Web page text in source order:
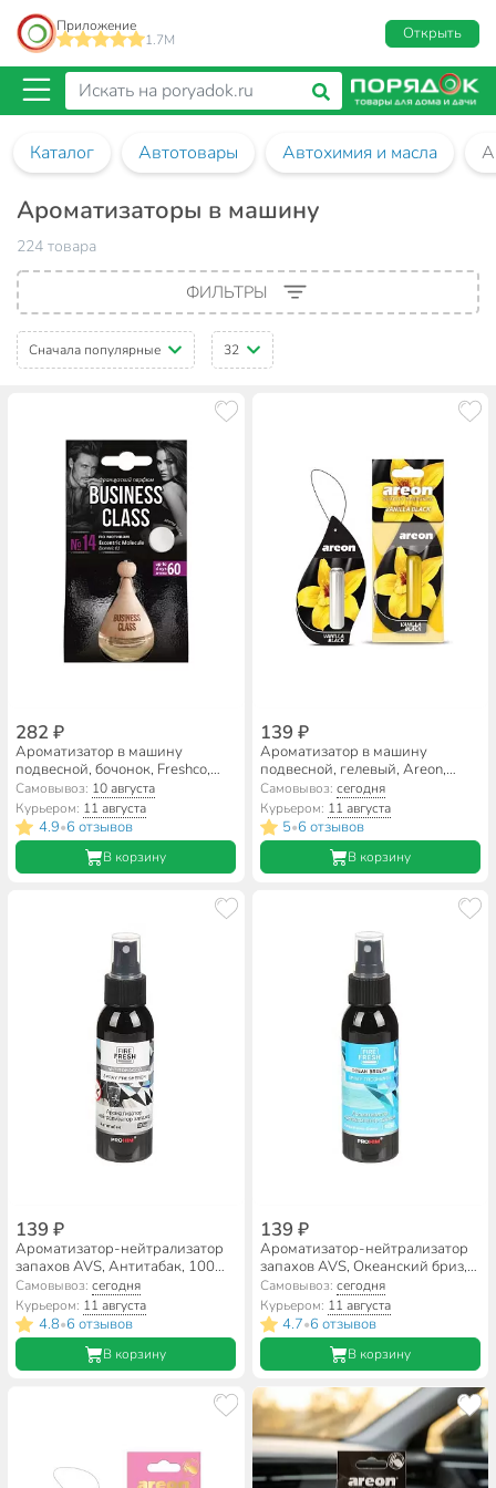
Приложение
1.7M
Открыть
Каталог Автотовары Автохимия и масла
Ароматизаторы в машину
224 товара
ФИЛЬТРЫ
Сначала популярные 32
282 ₽
Ароматизатор в машину
подвесной, бочонок, Freshco,
Business Class Drop Escentric
Molecules, AR1BC114
Самовывоз: 10 августа
Курьером: 11 августа
4.9•6 отзывов
В корзину
139 ₽
Ароматизатор в машину
подвесной, гелевый, Areon,
Liquid Ванила Блэк, 5 мл, 704-
LR-23
Самовывоз: сегодня
Курьером: 11 августа
5•6 отзывов
В корзину
139 ₽
Ароматизатор-нейтрализатор
запахов AVS, Антитабак, 100
мл, A78845S
Самовывоз:сегодня
Курьером: 11 августа
4.8•6 отзывов
В корзину
139 ₽
Ароматизатор-нейтрализатор
запахов AVS, Океанский бриз,
100 мл, A78842S
Самовывоз: сегодня
Курьером: 11 августа
4.7•6 отзывов
В корзину